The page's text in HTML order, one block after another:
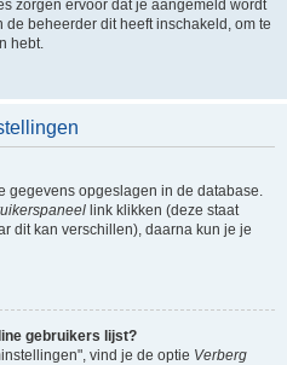
zorgen ervoor dat je aangemeld wordt
beheerder dit heeft inschakeld, om te
hebt.
gegevens opgeslagen in de database.
link klikken (deze staat
dit kan verschillen), daarna kun je je
gebruikers lijst?
vind je de optie Verberg